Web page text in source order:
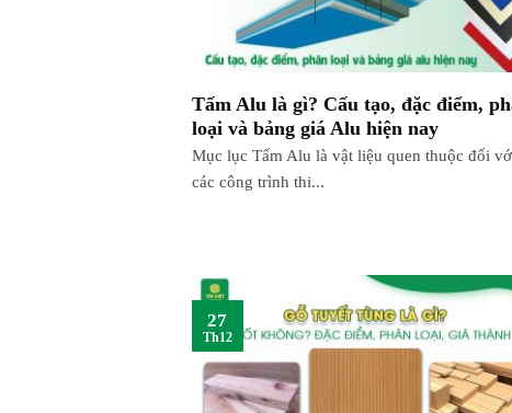
Tấm Alu là gì? Cấu tạo, đặc điểm,
loại và bảng giá Alu hiện nay
Mục lục Tấm Alu là vật liệu quen thuộc đối
các công trình thi...
27
Th12